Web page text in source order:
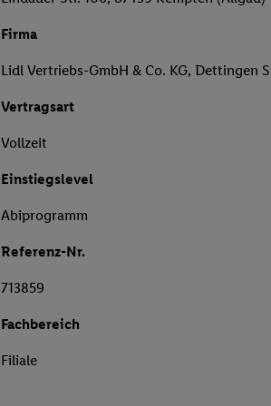
Firma
Lidl Vertriebs-GmbH & Co. KG, Dettingen
Vertragsart
Vollzeit
Einstiegslevel
Abiprogramm
Referenz-Nr.
713859
Fachbereich
Filiale